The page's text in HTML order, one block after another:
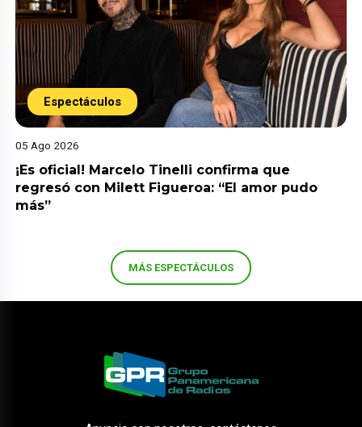
Espectáculos
05 Ago 2026
¡Es oficial! Marcelo Tinelli confirma que
regresó con Milett Figueroa: “El amor pudo
más”
MÁS ESPECTÁCULOS